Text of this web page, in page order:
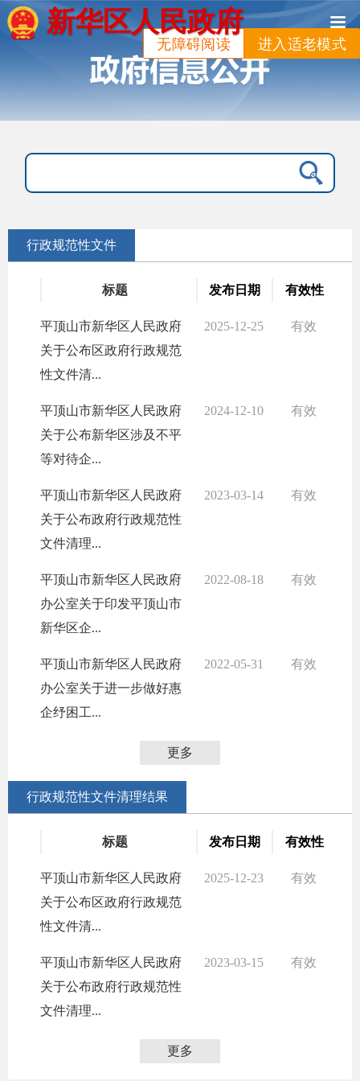
进入适老模式
无障碍阅读
新华区人民政府
行政规范性文件
标题 发布日期 有效性
平顶山市新华区人民政府
关于公布区政府行政规范
性文件清...
2025-12-25 有效
平顶山市新华区人民政府
关于公布新华区涉及不平
等对待企...
2024-12-10 有效
平顶山市新华区人民政府
关于公布政府行政规范性
文件清理...
2023-03-14 有效
平顶山市新华区人民政府
办公室关于印发平顶山市
新华区企...
2022-08-18 有效
平顶山市新华区人民政府
办公室关于进一步做好惠
企纾困工...
2022-05-31 有效
更多
行政规范性文件清理结果
标题 发布日期 有效性
平顶山市新华区人民政府
关于公布区政府行政规范
性文件清...
2025-12-23 有效
平顶山市新华区人民政府
关于公布政府行政规范性
文件清理...
2023-03-15 有效
更多